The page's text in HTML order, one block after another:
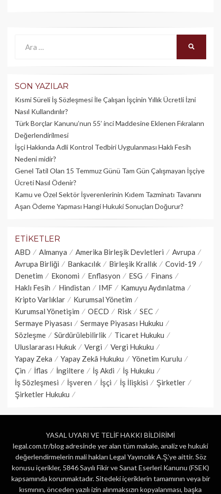
SON YAZILAR
Kısmi Süreli İş Sözleşmesi İle Çalışan İşçinin Yıllık Üc­retli İzni
Nasıl Kullandırılır?
Türk Borçlar Kanunu’nun 55’ inci Maddesine Eklenen Fıkraların
Değerlendirilmesi
İşçi Hakkında Adli Kontrol Tedbiri Uygulanması Haklı Fesih
Nedeni midir?
Genel Tatil Olan 15 Temmuz Günü Tam Gün Çalışmayan İşçiye
Ücreti Nasıl Ödenir?
Kamu ve Özel Sektör İşverenlerinin Kıdem Tazminatı Tavanını
Aşan Ödeme Yapması Hangi Hukuki Sonuçları Doğurur?
ETIKETLER
ABD Almanya Amerika Birleşik Devletleri
Avrupa
Avrupa Birliği
Bankacılık Birleşik Krallık
Covid-19
Denetim
Ekonomi Enflasyon ESG
Finans
Haklı Fesih
Hindistan IMF
Kamuyu Aydınlatma
Kripto Varlıklar
Kurumsal Yönetim
Kurumsal Yönetişim
OECD Risk
SEC
Sermaye Piyasası
Sermaye Piyasası Hukuku
Sözleşme
Sürdürülebilirlik
Ticaret Hukuku
Uluslararası Hukuk
Vergi
Vergi Hukuku
Yapay Zeka
Yapay Zekâ Hukuku
Yönetim Kurulu
Çin
İflas İngiltere İş Akdi
İş Hukuku
İş Sözleşmesi
İşveren İşçi İş İlişkisi
Şirketler
Şirketler Hukuku
YASAL UYARI VE TELİF HAKKI BİLDİRİMİ
legal.com.tr/blog adresinde yer alan tüm makale, analiz ve hukuki
değerlendirmelerin mali hakları Legal Yayıncılık A.Ş.’ye aittir. Söz
konusu içerikler, 5846 Sayılı Fikir ve Sanat Eserleri Kanunu (FSEK)
kapsamında korunmaktadır. Sitedeki içeriklerin tamamının veya bir
kısmının, önceden yazılı izin alınmaksızın kopyalanması, başka